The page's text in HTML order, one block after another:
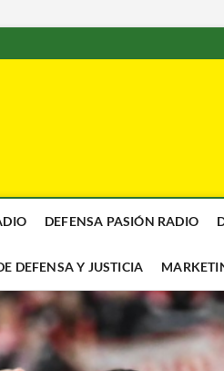
DEFENSA PASIÓN RADIO
DEFENSA Y JUSTICIA